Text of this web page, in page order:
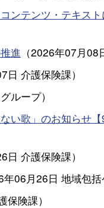
ンテンツ・テキスト
進 （2026年07月08
日 介護保険課）
ループ）
い歌」のお知らせ【
日 介護保険課）
年06月26日 地域包
保険課）